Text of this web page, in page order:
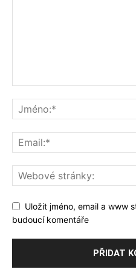
Uložit jméno, email a www
budoucí komentáře